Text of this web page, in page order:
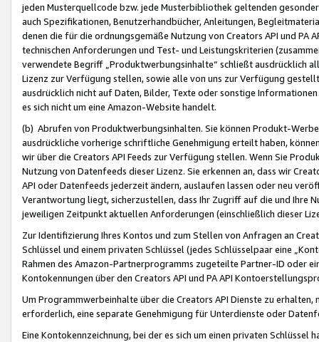
jeden Musterquellcode bzw. jede Musterbibliothek geltenden
auch Spezifikationen, Benutzerhandbücher, Anleitungen,
denen die für die ordnungsgemäße Nutzung von Creators API und PA
technischen Anforderungen und Test- und Leistungskriterien
verwendete Begriff „Produktwerbungsinhalte“ schließt ausdrücklich
Lizenz zur Verfügung stellen, sowie alle von uns zur Verfügung
ausdrücklich nicht auf Daten, Bilder, Texte oder sonstige
es sich nicht um eine Amazon-Website handelt.
(b) Abrufen von Produktwerbungsinhalten. Sie können Produkt-
ausdrückliche vorherige schriftliche Genehmigung erteilt haben,
wir über die Creators API Feeds zur Verfügung stellen. Wenn Sie
Nutzung von Datenfeeds dieser Lizenz. Sie erkennen an, dass wir
API oder Datenfeeds jederzeit ändern, auslaufen lassen oder neu
Verantwortung liegt, sicherzustellen, dass Ihr Zugriff auf die und Ihre
jeweiligen Zeitpunkt aktuellen Anforderungen (einschließlich dieser
Zur Identifizierung Ihres Kontos und zum Stellen von Anfragen an
Schlüssel und einem privaten Schlüssel (jedes Schlüsselpaar eine
Rahmen des Amazon-Partnerprogramms zugeteilte Partner-ID oder
Kontokennungen über den Creators API und PA API
Um Programmwerbeinhalte über die Creators API Dienste zu
erforderlich, eine separate Genehmigung für Unterdienste oder
Eine Kontokennzeichnung, bei der es sich um einen privaten